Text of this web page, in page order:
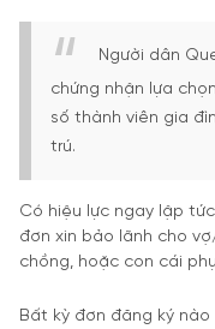
Người dân
chứng nhận lựa
số thành viên gia
trú.
Có hiệu lực ngay lập
đơn xin bảo lãnh cho
chồng, hoặc con cái
Bất kỳ đơn đăng ký